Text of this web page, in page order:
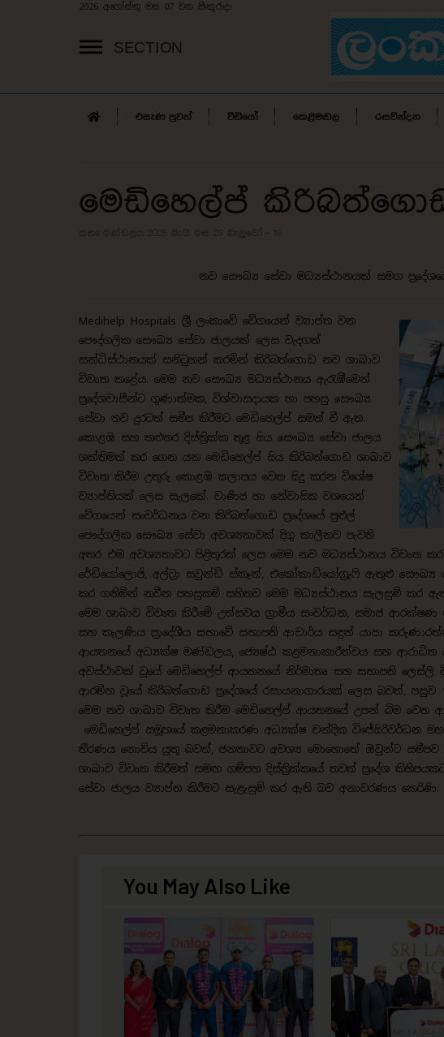
2026 අගෝස්තු මස 07 වන සිකුරාදා
SECTION
එසැණ පුවත් වීඩියෝ කෙළිමඬල රසවින්දන
මෙඩිහෙල්ප්
නව සෞඛ්‍ය සේවා මධ්‍යස්ථානයක් සමග
Medihelp Hospitals ශ්‍රී ලංකාවේ වේගයෙන් ව්‍යාප්ත වන
පෞද්ගලික සෞඛ්‍ය සේවා ජාලයක් ලෙස වැදගත්
සන්ධිස්ථානයක් සනිටුහන් කරමින් කිරිබත්ගොඩ නව ශාඛාව
විවෘත කළේය. මෙම නව සෞඛ්‍ය මධ්‍යස්ථානය ඇරැඹීමෙන්
ප්‍රදේශවාසීන්ට ගුණාත්මක, විශ්වාසදායක හා පහසු සෞඛ්‍ය
සේවා තව දුරටත් සමීප කිරීමට මෙඩිහෙල්ප් සමත් වී ඇත.
කොළඹ සහ කළුතර දිස්ත්‍රික්ක තුළ සිය සෞඛ්‍ය සේවා ජාලය
ශක්තිමත් කර ගෙන යන මෙඩිහෙල්ප් සිය කිරිබත්ගොඩ ශාඛාව
විවෘත කිරීම උතුරු කොළඹ කලාපය වෙත සිදු කරන විශේෂ
ව්‍යාප්තියක් ලෙස සැලකේ. වාණිජ හා නේවාසික වශයෙන්
වේගයෙන් සංවර්ධනය වන කිරිබත්ගොඩ ප්‍රදේශයේ පුළුල්
පෞද්ගලික සෞඛ්‍ය සේවා අවශ්‍යතාවක් දිගු කාලීනව පැවති
අතර එම අවශ්‍යතාවට පිළිතුරක් ලෙස මෙම නව මධ්‍යස්ථානය විවෘත කර
රේඩියෝලොජි, අල්ට්‍රා සවුන්ඩ් ස්කෑන්, එකෝකාඩියෝග්‍රැෆි ඇතුළු
කර ගනිමින් නවීන පහසුකම් සහිතව මෙම මධ්‍යස්ථානය සැලසුම් කර
මෙම ශාඛාව විවෘත කිරීමේ උත්සවය ග්‍රාමීය සංවර්ධන, සමාජ
සහ කැලණිය ප්‍රාදේශීය සභාවේ සභාපති ආචාර්ය සඳුන් යාපා
ආයතනයේ අධ්‍යක්ෂ මණ්ඩලය, ජ්‍යෙෂ්ඨ කළමනාකාරීත්වය සහ ආරාධිත
අවස්ථාවක් වූයේ මෙඩිහෙල්ප් ආයතනයේ නිර්මාතෘ සහ සභාපති ලෙස්ලි
ආරම්භ වූයේ කිරිබත්ගොඩ ප්‍රදේශයේ රසායනාගාරයක් ලෙස බවත්,
මෙම නව ශාඛාව විවෘත කිරීම මෙඩිහෙල්ප් ආයතනයේ උපන් බිම වෙත
මෙඩිහෙල්ප් සමූහයේ කළමනාකරණ අධ්‍යක්ෂ චන්දික විජේසිරිවර්ධන
තීරණය නොවිය යුතු බවත්, ජනතාවට අවශ්‍ය මොහොතේ ඔවුන්ට
ශාඛාව විවෘත කිරීමත් සමඟ ගම්පහ දිස්ත්‍රික්කයේ තවත් ප්‍රදේශ
සේවා ජාලය ව්‍යාප්ත කිරීමට සැළැසුම් කර ඇති බව අනාවරණය කෙරිණි.